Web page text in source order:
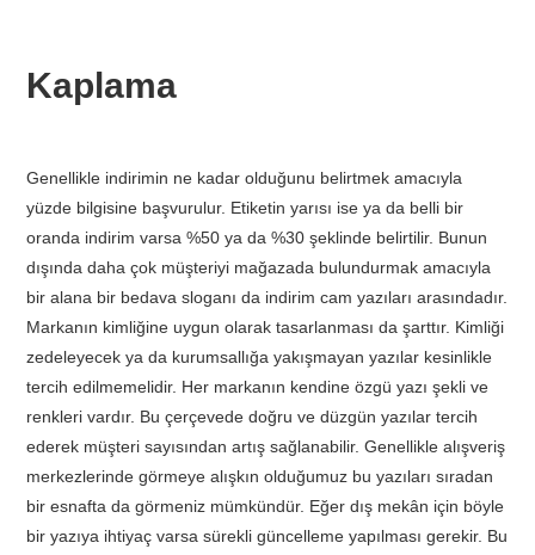
Kaplama
Genellikle indirimin ne kadar olduğunu belirtmek amacıyla
yüzde bilgisine başvurulur. Etiketin yarısı ise ya da belli bir
oranda indirim varsa %50 ya da %30 şeklinde belirtilir. Bunun
dışında daha çok müşteriyi mağazada bulundurmak amacıyla
bir alana bir bedava sloganı da indirim cam yazıları arasındadır.
Markanın kimliğine uygun olarak tasarlanması da şarttır. Kimliği
zedeleyecek ya da kurumsallığa yakışmayan yazılar kesinlikle
tercih edilmemelidir. Her markanın kendine özgü yazı şekli ve
renkleri vardır. Bu çerçevede doğru ve düzgün yazılar tercih
ederek müşteri sayısından artış sağlanabilir. Genellikle alışveriş
merkezlerinde görmeye alışkın olduğumuz bu yazıları sıradan
bir esnafta da görmeniz mümkündür. Eğer dış mekân için böyle
bir yazıya ihtiyaç varsa sürekli güncelleme yapılması gerekir. Bu